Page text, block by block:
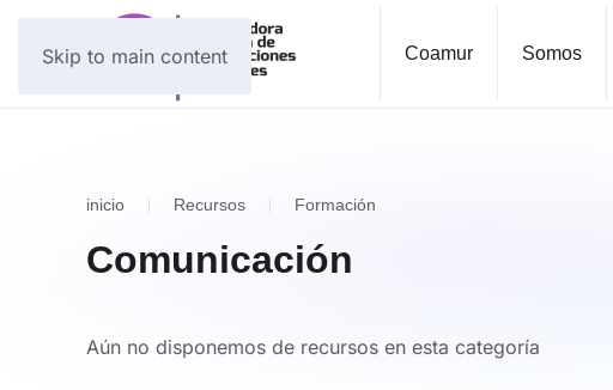
Skip to main content Coamur Somos
inicio Recursos Formación
Comunicación
Aún no disponemos de recursos en esta categoría